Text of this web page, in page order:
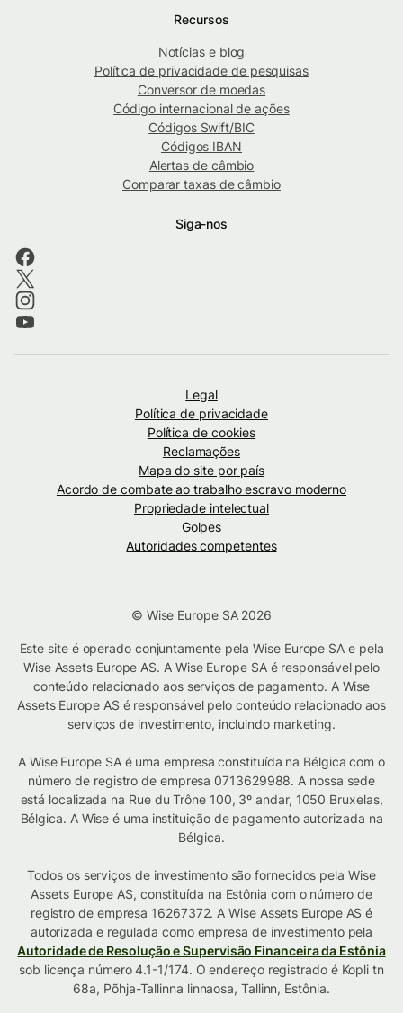
Recursos
Notícias e blog
Política de privacidade de pesquisas
Conversor de moedas
Código internacional de ações
Códigos Swift/BIC
Códigos IBAN
Alertas de câmbio
Comparar taxas de câmbio
Siga-nos
Legal
Política de privacidade
Política de cookies
Reclamações
Mapa do site por país
Acordo de combate ao trabalho escravo moderno
Propriedade intelectual
Golpes
Autoridades competentes
© Wise Europe SA 2026
Este site é operado conjuntamente pela Wise Europe SA e pela
Wise Assets Europe AS. A Wise Europe SA é responsável pelo
conteúdo relacionado aos serviços de pagamento. A Wise
Assets Europe AS é responsável pelo conteúdo relacionado aos
serviços de investimento, incluindo marketing.
A Wise Europe SA é uma empresa constituída na Bélgica com o
número de registro de empresa 0713629988. A nossa sede
está localizada na Rue du Trône 100, 3º andar, 1050 Bruxelas,
Bélgica. A Wise é uma instituição de pagamento autorizada na
Bélgica.
Todos os serviços de investimento são fornecidos pela Wise
Assets Europe AS, constituída na Estônia com o número de
registro de empresa 16267372. A Wise Assets Europe AS é
autorizada e regulada como empresa de investimento pela
Autoridade de Resolução e Supervisão Financeira da Estônia
sob licença número 4.1-1/174. O endereço registrado é Kopli tn
68a, Põhja-Tallinna linnaosa, Tallinn, Estônia.